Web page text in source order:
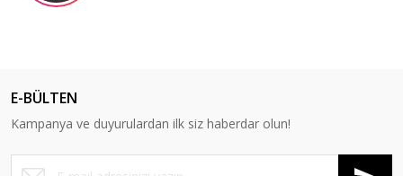
E-BÜLTEN
Kampanya ve duyurulardan ilk siz haberdar olun!